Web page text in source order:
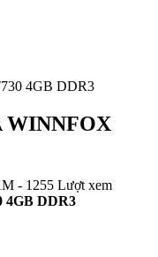
WINNFOX
- 1255 Lượt xem
4GB DDR3